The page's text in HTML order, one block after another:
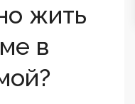
жить
в